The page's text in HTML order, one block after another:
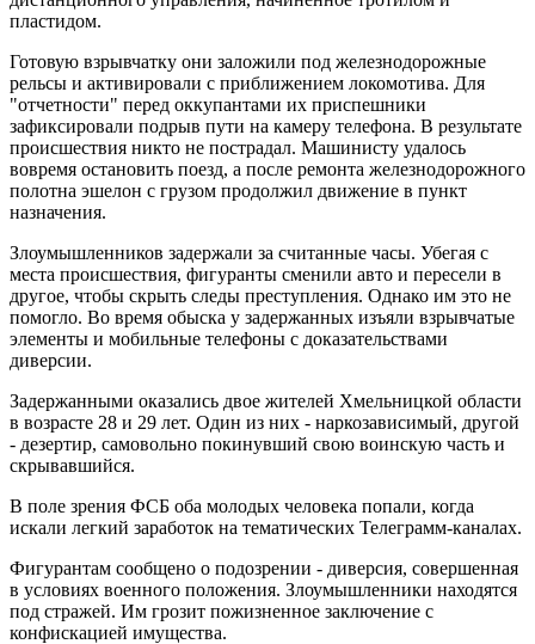
пластидом.
Готовую взрывчатку они заложили под железнодорожные
рельсы и активировали с приближением локомотива. Для
"отчетности" перед оккупантами их приспешники
зафиксировали подрыв пути на камеру телефона. В результате
происшествия никто не пострадал. Машинисту удалось
вовремя остановить поезд, а после ремонта железнодорожного
полотна эшелон с грузом продолжил движение в пункт
назначения.
Злоумышленников задержали за считанные часы. Убегая с
места происшествия, фигуранты сменили авто и пересели в
другое, чтобы скрыть следы преступления. Однако им это не
помогло. Во время обыска у задержанных изъяли взрывчатые
элементы и мобильные телефоны с доказательствами
диверсии.
Задержанными оказались двое жителей Хмельницкой области
в возрасте 28 и 29 лет. Один из них - наркозависимый, другой
- дезертир, самовольно покинувший свою воинскую часть и
скрывавшийся.
В поле зрения ФСБ оба молодых человека попали, когда
искали легкий заработок на тематических Телеграмм-каналах.
Фигурантам сообщено о подозрении - диверсия, совершенная
в условиях военного положения. Злоумышленники находятся
под стражей. Им грозит пожизненное заключение с
конфискацией имущества.